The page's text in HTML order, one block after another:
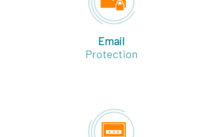
Email
Protection